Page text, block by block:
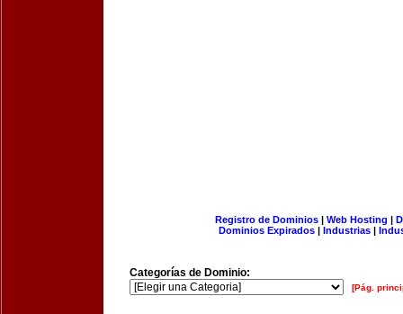
Registro de Dominios| Web Hosting |
Dominios Expirados | Industrias |
Categorías de Dominio:
[Pág.